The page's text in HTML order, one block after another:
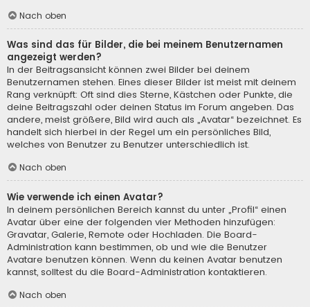
Nach oben
Was sind das für Bilder, die bei meinem Benutzernamen
angezeigt werden?
In der Beitragsansicht können zwei Bilder bei deinem
Benutzernamen stehen. Eines dieser Bilder ist meist mit deinem
Rang verknüpft: Oft sind dies Sterne, Kästchen oder Punkte, die
deine Beitragszahl oder deinen Status im Forum angeben. Das
andere, meist größere, Bild wird auch als „Avatar“ bezeichnet. Es
handelt sich hierbei in der Regel um ein persönliches Bild,
welches von Benutzer zu Benutzer unterschiedlich ist.
Nach oben
Wie verwende ich einen Avatar?
In deinem persönlichen Bereich kannst du unter „Profil“ einen
Avatar über eine der folgenden vier Methoden hinzufügen:
Gravatar, Galerie, Remote oder Hochladen. Die Board-
Administration kann bestimmen, ob und wie die Benutzer
Avatare benutzen können. Wenn du keinen Avatar benutzen
kannst, solltest du die Board-Administration kontaktieren.
Nach oben